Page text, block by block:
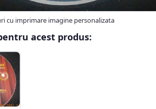
cu imprimare imagine personalizata
acest produs: